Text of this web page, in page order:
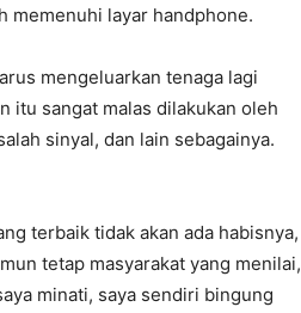
memenuhi layar handphone.
mengeluarkan tenaga lagi
itu sangat malas dilakukan oleh
sinyal, dan lain sebagainya.
terbaik tidak akan ada habisnya,
tetap masyarakat yang menilai,
minati, saya sendiri bingung